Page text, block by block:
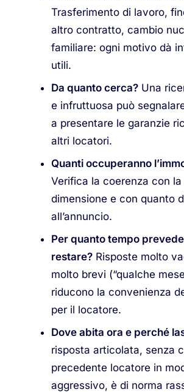
Trasferimento di lavoro,
altro contratto, cambio
familiare: ogni motivo dà
utili.
Da quanto cerca? Una
e infruttuosa può
a presentare le garanzie
altri locatori.
Quanti occuperanno
Verifica la coerenza con la
dimensione e con quanto
all’annuncio.
Per quanto tempo
restare? Risposte molto
molto brevi (“qualche
riducono la convenienza
per il locatore.
Dove abita ora e perché
risposta articolata, senza
precedente locatore in
aggressivo, è di norma